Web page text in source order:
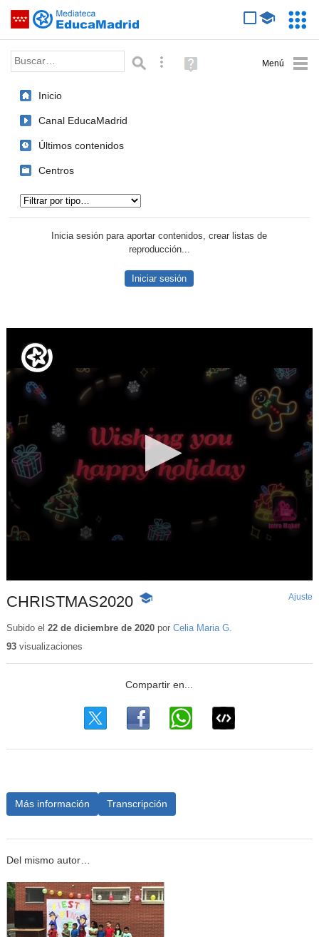
Saltar navegación
Palabra o frase: Búsqueda avanzada
Ayuda
(en
Inicio
Canal EducaMadrid
Últimos contenidos
Centros
Inicia sesión para aportar contenidos, crear listas de
reproducción...
Iniciar sesión
CHRISTMAS2020 -
educativo
Ajuste
Subido el 22 de diciembre de 2020por Celia Maria G.
93visualizaciones
Más información Transcripción
Del mismo autor…